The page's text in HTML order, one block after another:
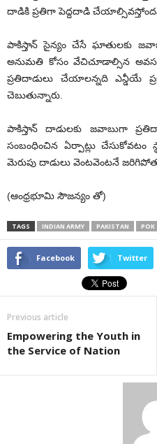
దాడికి ప్రతిగా పెద్దదాడి
పాకిస్తాన్ సైన్యం చేసే ఘాతులకు జవాబు
అనుమతి కోసం వేచిచూడాల్సిన
ప్రతిదాడులు చేయాలన్నది ఎన్డీయే
చెబుతున్నారు.
పాకిస్తాన్ దాడులకు జవాబుగా
సంబంధించిన ఏర్పాట్లు చేసుకోవటం
మెరుపు దాడులు వెంటవెంటనే
(ఆంధ్రభూమి సౌజన్యం తో)
TAGS INDIAN ARMY PAKISTAN POK
Facebook Twitter
Previous article
Empowering the Youth in
the Service of Nation